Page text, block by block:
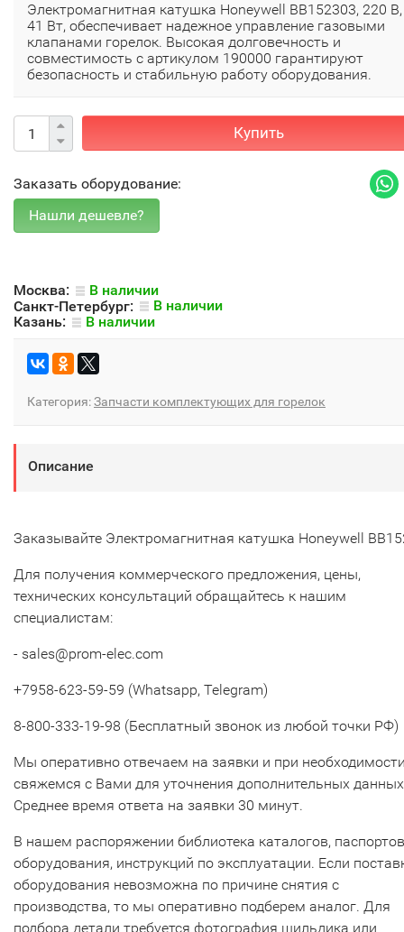
Электромагнитная катушка Honeywell BB152303, 220 В,
41 Вт, обеспечивает надежное управление газовыми
клапанами горелок. Высокая долговечность и
совместимость с артикулом 190000 гарантируют
безопасность и стабильную работу оборудования.
Купить
Заказать оборудование:
Москва:
В наличии
Санкт-Петербург:
В наличии
Казань:
В наличии
Категория:Запчасти комплектующих для горелок
Описание
Заказывайте Электромагнитная катушка Honeywell
Для получения коммерческого предложения, цены,
технических консультаций обращайтесь к нашим
специалистам:
- sales@prom-elec.com
+7958-623-59-59 (Whatsapp, Telegram)
8-800-333-19-98 (Бесплатный звонок из любой точки РФ)
Мы оперативно отвечаем на заявки и при
свяжемся с Вами для уточнения дополнительных
Среднее время ответа на заявки 30 минут.
В нашем распоряжении библиотека каталогов, паспортов
оборудования, инструкций по эксплуатации. Если
оборудования невозможна по причине снятия с
производства, то мы оперативно подберем аналог. Для
подбора детали требуется фотография шильдика или